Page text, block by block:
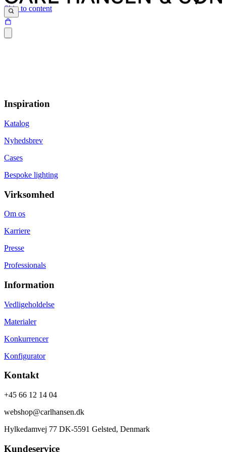
Skip to content
Inspiration
Katalog
Nyhedsbrev
Cases
Bespoke lighting
Virksomhed
Om os
Karriere
Presse
Professionals
Information
Vedligeholdelse
Materialer
Konkurrencer
Konfigurator
Kontakt
+45 66 12 14 04
webshop@carlhansen.dk
Hylkedamvej 77 DK-5591 Gelsted, Denmark
Kundeservice